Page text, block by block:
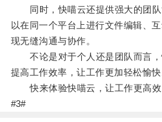
同时，快喵云还提供强大的团队
以在同一个平台上进行文件编辑、
现无缝沟通与协作。
不论是对于个人还是团队而言，
提高工作效率，让工作更加轻松愉快
快来体验快喵云，让工作更高效
#3#